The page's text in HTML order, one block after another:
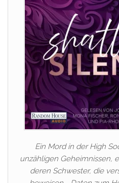
Ein Mord in der High
unzähligen Geheimnissen,
deren Schwester, die